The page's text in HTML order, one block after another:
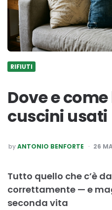
RIFIUTI
Dove e
cuscini usati
POSTED
BY
byANTONIO BENFORTE 26
Tutto quello che c’è
correttamente — e
seconda vita